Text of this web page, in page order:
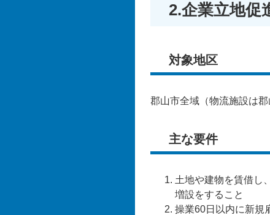
2.企業立地促
対象地区
郡山市全域（物流施設は
主な要件
土地や建物を賃借し
増設をすること
操業60日以内に新規